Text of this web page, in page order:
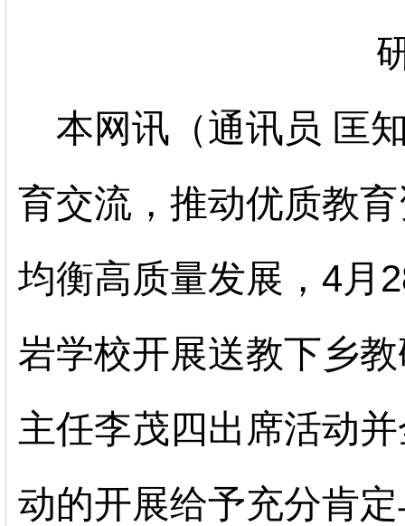
本网讯（通讯员 匡
育交流，推动优质教
均衡高质量发展， 4月
岩学校开展送教下乡
主任李茂四出席活动
动的开展给予充分肯